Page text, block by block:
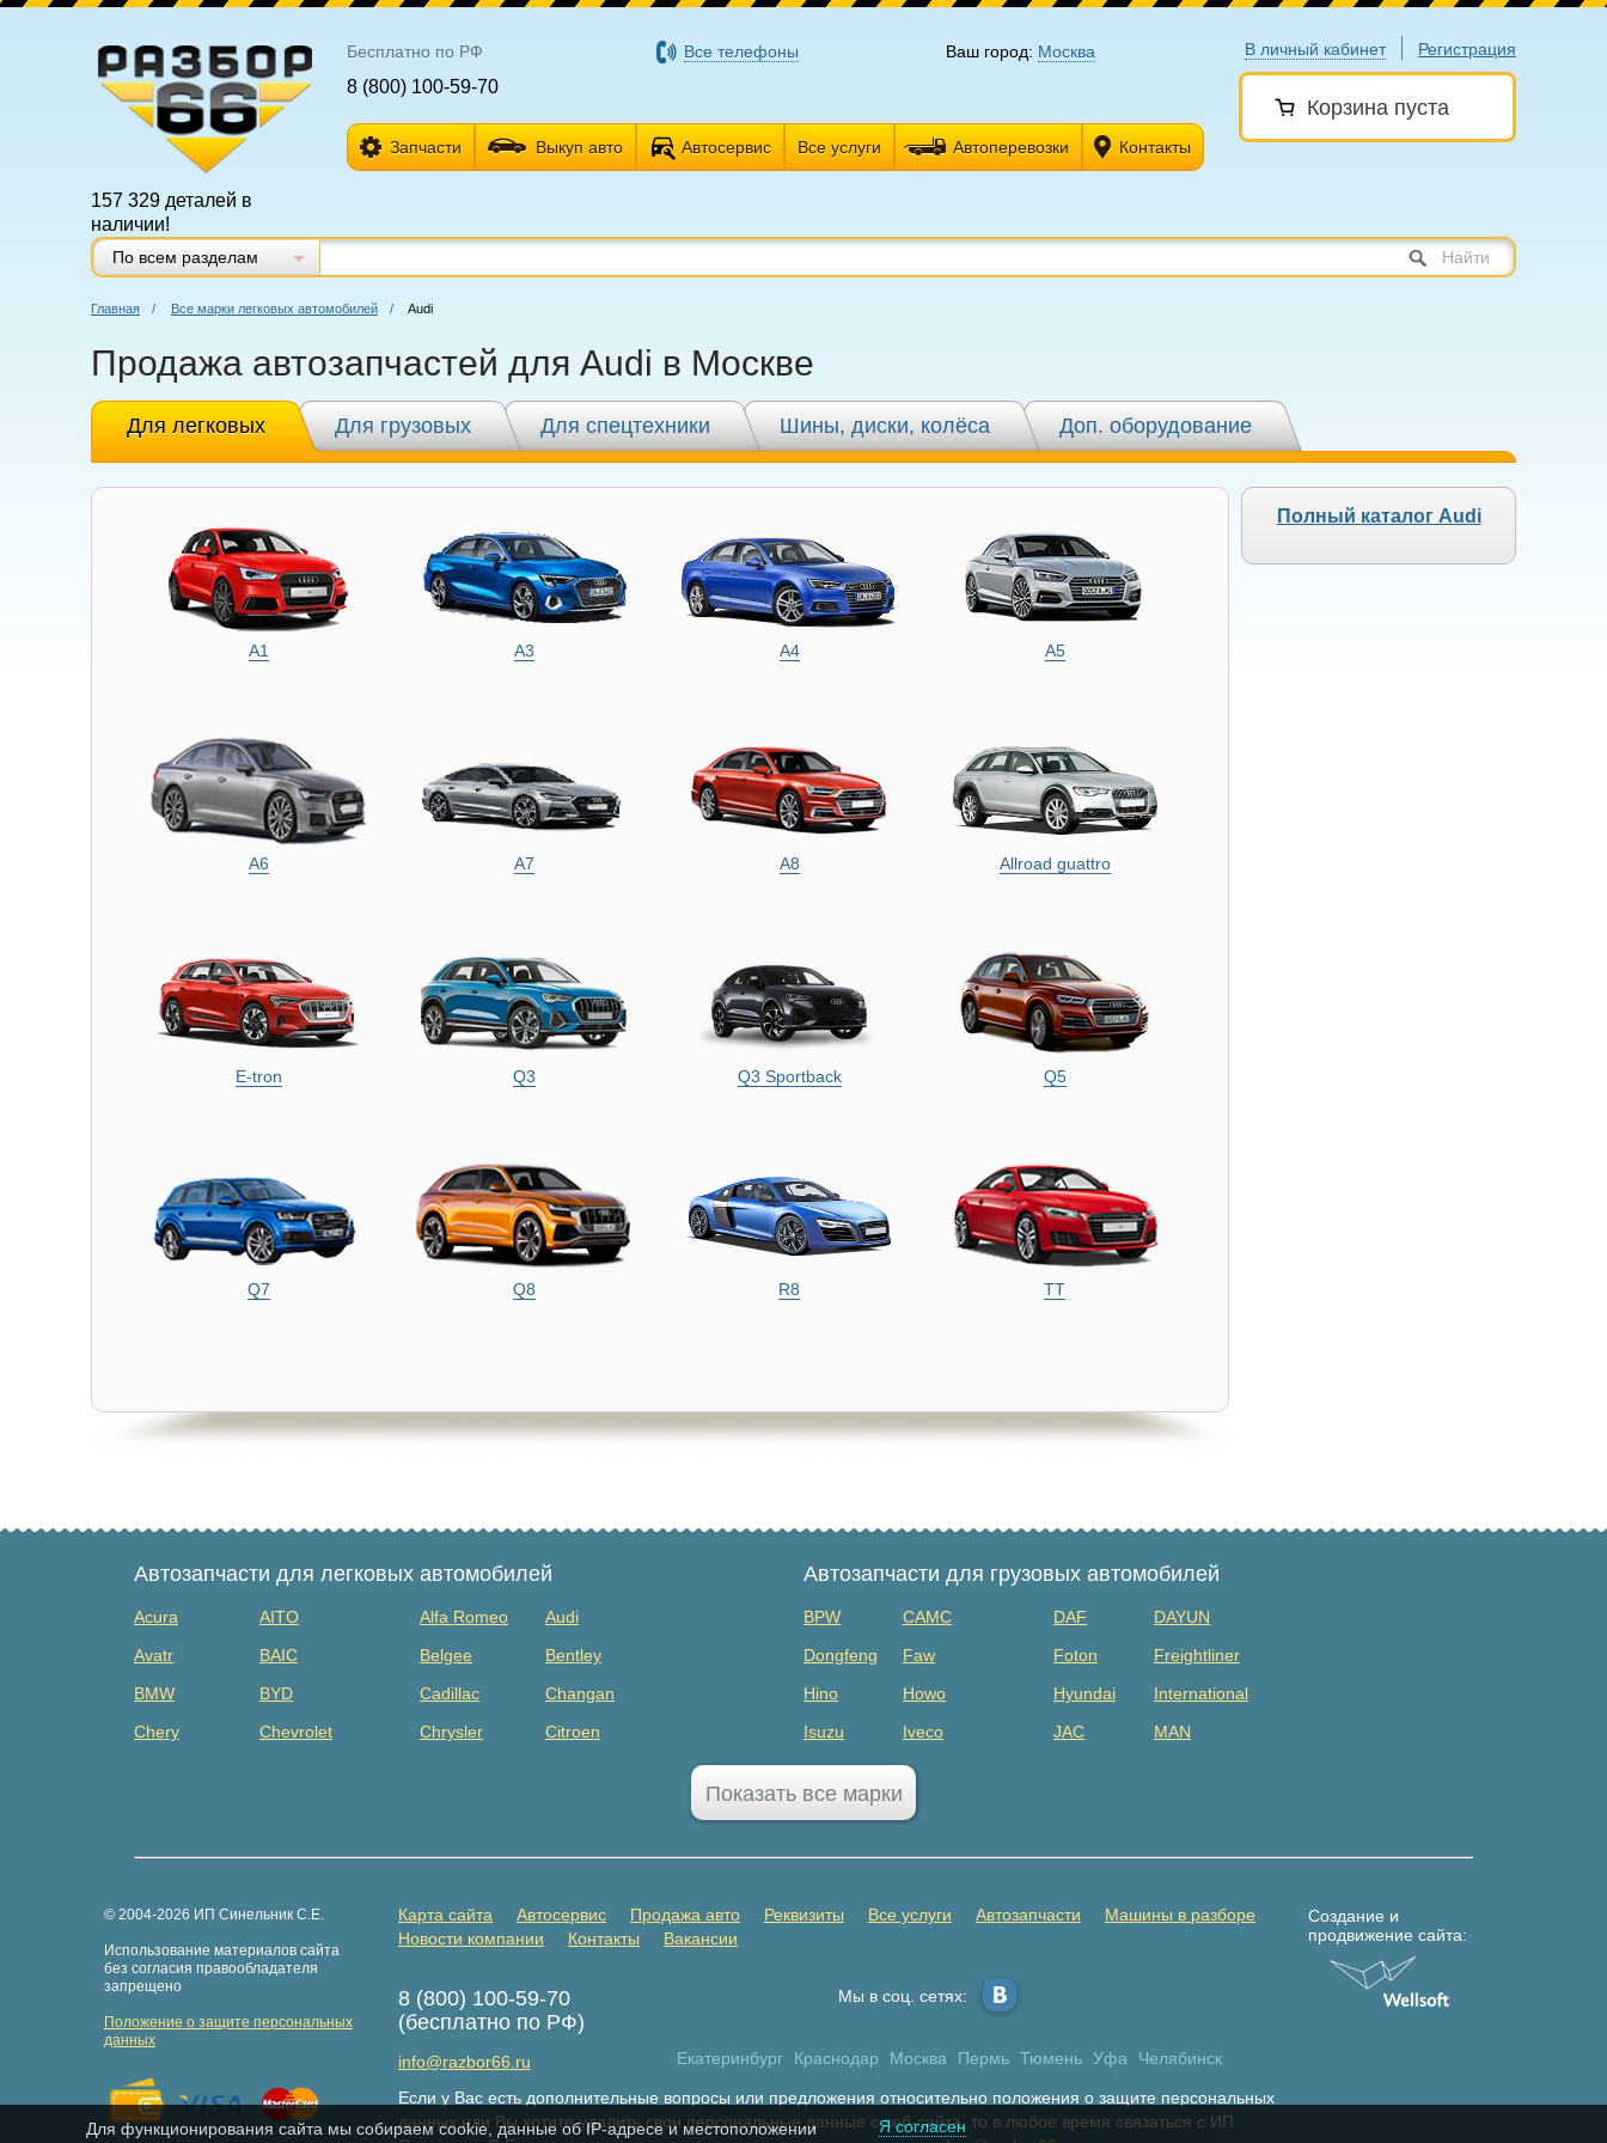
В личный кабинет Регистрация
Корзина пуста
157 329 деталей в
наличии!
Бесплатно по РФ
8 (800) 100-59-70
Все телефоны Ваш город: Москва
Запчасти Выкуп авто Автосервис Все услуги Автоперевозки Контакты
По всем разделам Найти
Главная / Все марки легковых автомобилей / Audi
Продажа автозапчастей для Audi в Москве
Для легковых Для грузовых Для спецтехники Шины, диски, колёса Доп. оборудование
Полный каталог Audi
A1 A3 A4 A5
A6 A7 A8 Allroad guattro
E-tron Q3 Q3 Sportback Q5
Q7 Q8 R8 TT
Автозапчасти для легковых автомобилей
Acura AITO Alfa Romeo
Audi
Avatr
BAIC Belgee
Bentley
BMW
BYD Cadillac
Changan
Chery
Chevrolet Chrysler
Citroen
Great Wall
Haima Haval
Honda
Hongqi
Hummer
Isuzu
JAC
Jaecoo
Jaguar
Jetta
Kaiyi
Knewstar
LDV
Lexus
Автозапчасти для грузовых автомобилей
BPW CAMC DAF
DAYUN
Dongfeng
Faw Foton
Freightliner
Hino
Howo Hyundai
International
Isuzu
Iveco JAC
MAN
MAZ
Mercedes Benz
Scania
Прицепы
Показать все марки
© 2004-2026 ИП Синельник С.Е.
Использование материалов сайта
без согласия правообладателя
запрещено
Положение о защите персональных
данных
Карта сайта Автосервис Продажа авто Реквизиты Все услуги Автозапчасти
Машины в разборе
Новости компании
Контакты Вакансии
8 (800) 100-59-70
(бесплатно по РФ)
info@razbor66.ru
Мы в соц. сетях:
Екатеринбург Краснодар Москва Пермь Тюмень Уфа Челябинск
Создание и
продвижение сайта:
Если у Вас есть дополнительные вопросы или предложения относительно положения о защите персональных
данных или Вы хотите удалить свои персональные данные с веб-сайта, то в любое время связаться с ИП
Для функционирования сайта мы собираем cookie, данные об IP-адресе и местоположении Я согласен